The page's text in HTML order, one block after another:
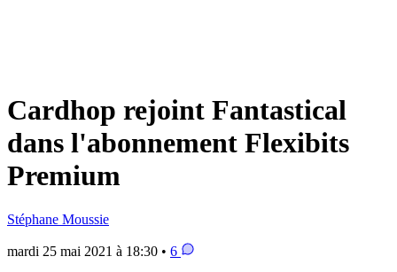
Cardhop rejoint Fantastical
dans l'abonnement Flexibits
Premium
Stéphane Moussie
mardi 25 mai 2021 à 18:30 • 6